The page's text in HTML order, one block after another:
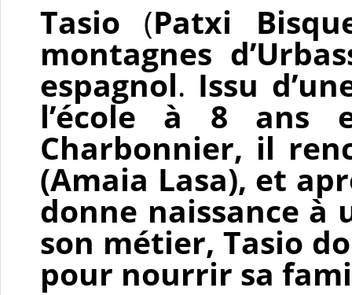
Tasio (Patxi
montagnes
espagnol. Issu
l’école à 8 ans
Charbonnier, il
(Amaia Lasa), et
donne naissance à
son métier, Tasio
pour nourrir sa